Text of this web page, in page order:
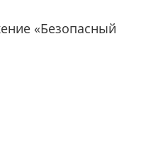
«Безопасный